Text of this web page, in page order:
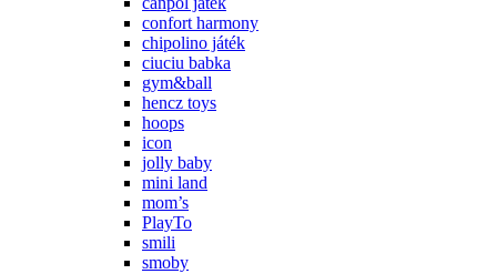
confort harmony
chipolino játék
ciuciu babka
gym&ball
hencz toys
hoops
icon
jolly baby
mini land
mom’s
PlayTo
smili
smoby